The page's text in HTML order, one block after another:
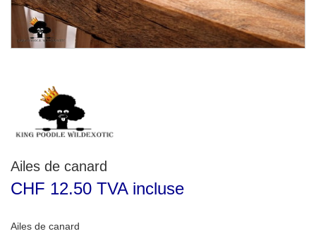
Ailes de canard
CHF 12.50 TVA incluse
Ailes de canard